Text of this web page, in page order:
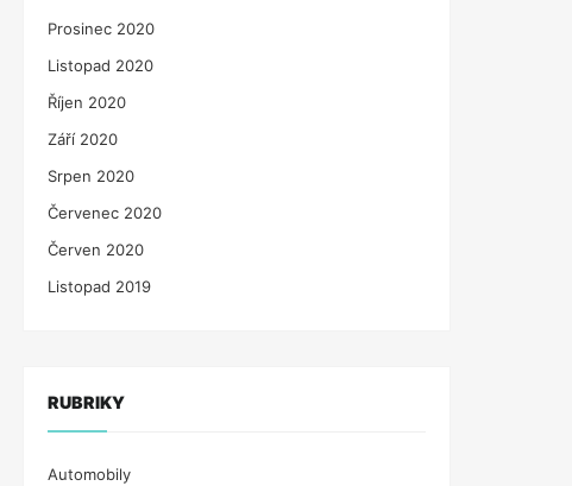
Prosinec 2020
Listopad 2020
Říjen 2020
Září 2020
Srpen 2020
Červenec 2020
Červen 2020
Listopad 2019
RUBRIKY
Automobily